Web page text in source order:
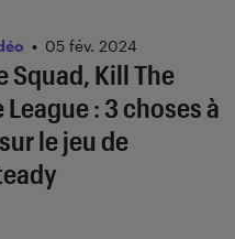
Squad, Kill The
League: 3 choses à
le jeu de
• 05 fév. 2024